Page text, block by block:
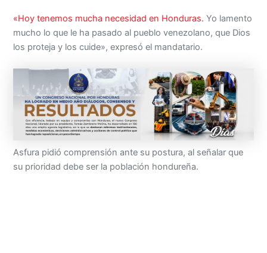
«Hoy tenemos mucha necesidad en Honduras.Yo lamento
mucho lo que le ha pasado al pueblo venezolano, que Dios
los proteja y los cuide», expresó el mandatario.
Asfura pidió comprensión ante su postura, al señalar que
su prioridad debe ser la población hondureña.